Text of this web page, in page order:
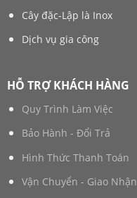
Cây đặc-Lập là Inox
Dịch vụ gia công
HỖ TRỢ KHÁCH HÀNG
Quy Trình Làm Việc
Bảo Hành - Đổi Trả
Hình Thức Thanh Toán
Vận Chuyển - Giao Nhận